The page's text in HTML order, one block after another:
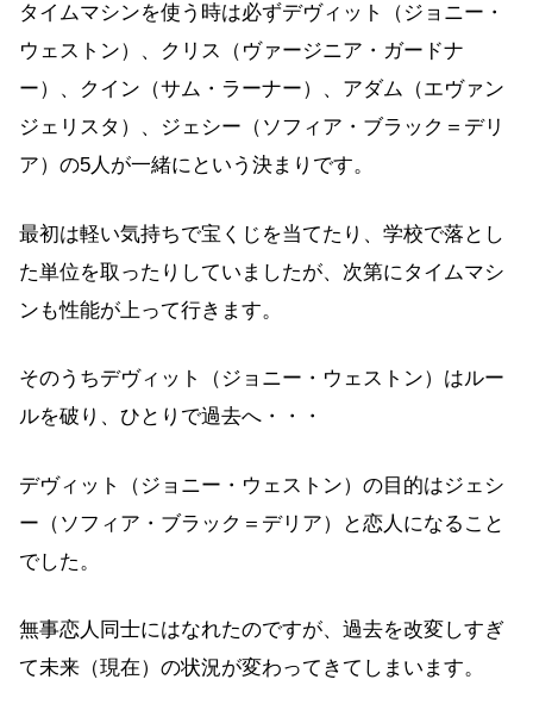
タイムマシンを使う時は必ずデヴィット（ジョニー・
ウェストン）、クリス（ヴァージニア・ガードナ
ー）、クイン（サム・ラーナー）、アダム（エヴァン
ジェリスタ）、ジェシー（ソフィア・ブラック＝デリ
ア）の5人が一緒にという決まりです。
最初は軽い気持ちで宝くじを当てたり、学校で落とし
た単位を取ったりしていましたが、次第にタイムマシ
ンも性能が上って行きます。
そのうちデヴィット（ジョニー・ウェストン）はルー
ルを破り、ひとりで過去へ・・・
デヴィット（ジョニー・ウェストン）の目的はジェシ
ー（ソフィア・ブラック＝デリア）と恋人になること
でした。
無事恋人同士にはなれたのですが、過去を改変しすぎ
て未来（現在）の状況が変わってきてしまいます。